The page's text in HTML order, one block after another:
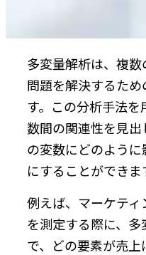
多変量解析は、複
問題を解決するた
す。この分析手法
数間の関連性を見
の変数にどのよう
にすることができま
例えば、マーケテ
を測定する際に、
で、どの要素が売